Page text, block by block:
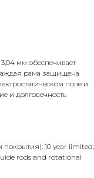
мм обеспечивает
рама защищена
поле и
и долговечность
покрытия): 10 year limited;
rods and rotational